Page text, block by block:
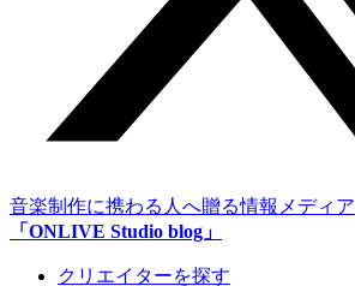
音楽制作に携わる人へ贈る情報メディア
「ONLIVE Studio blog」
クリエイターを探す